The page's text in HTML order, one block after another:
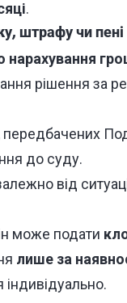
.
штрафу чи пені
нарахування
рішення за
передбачених
до суду.
від
може подати
лише за